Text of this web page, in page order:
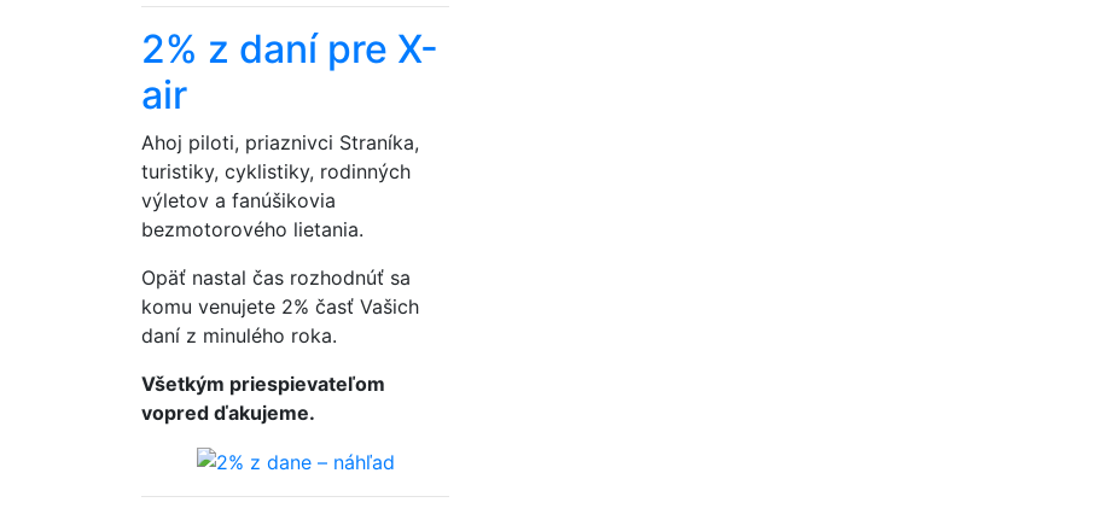
2% z daní pre X-
air
Ahoj piloti, priaznivci Straníka,
turistiky, cyklistiky, rodinných
výletov a fanúšikovia
bezmotorového lietania.
Opäť nastal čas rozhodnúť sa
komu venujete 2% časť Vašich
daní z minulého roka.
Všetkým priespievateľom
vopred ďakujeme.